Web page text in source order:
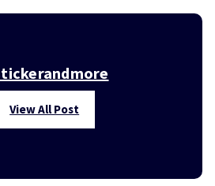
View All Post